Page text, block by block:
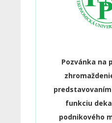
Pozvánka na
funkciu
podnikového